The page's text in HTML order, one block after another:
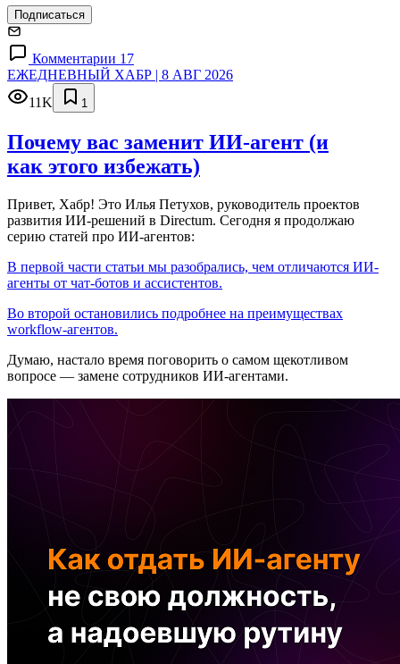
Подписаться
Комментарии 17
ЕЖЕДНЕВНЫЙ ХАБР | 8 АВГ 2026
11K
1
Почему вас заменит ИИ‑агент (и
как этого избежать)
Привет, Хабр! Это Илья Петухов, руководитель проектов
развития ИИ-решений в Directum. Сегодня я продолжаю
серию статей про ИИ-агентов:
В первой части статьи мы разобрались, чем отличаются ИИ-
агенты от чат-ботов и ассистентов.
Во второй остановились подробнее на преимуществах
workflow-агентов.
Думаю, настало время поговорить о самом щекотливом
вопросе — замене сотрудников ИИ-агентами.